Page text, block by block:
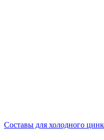
Составы для холодного